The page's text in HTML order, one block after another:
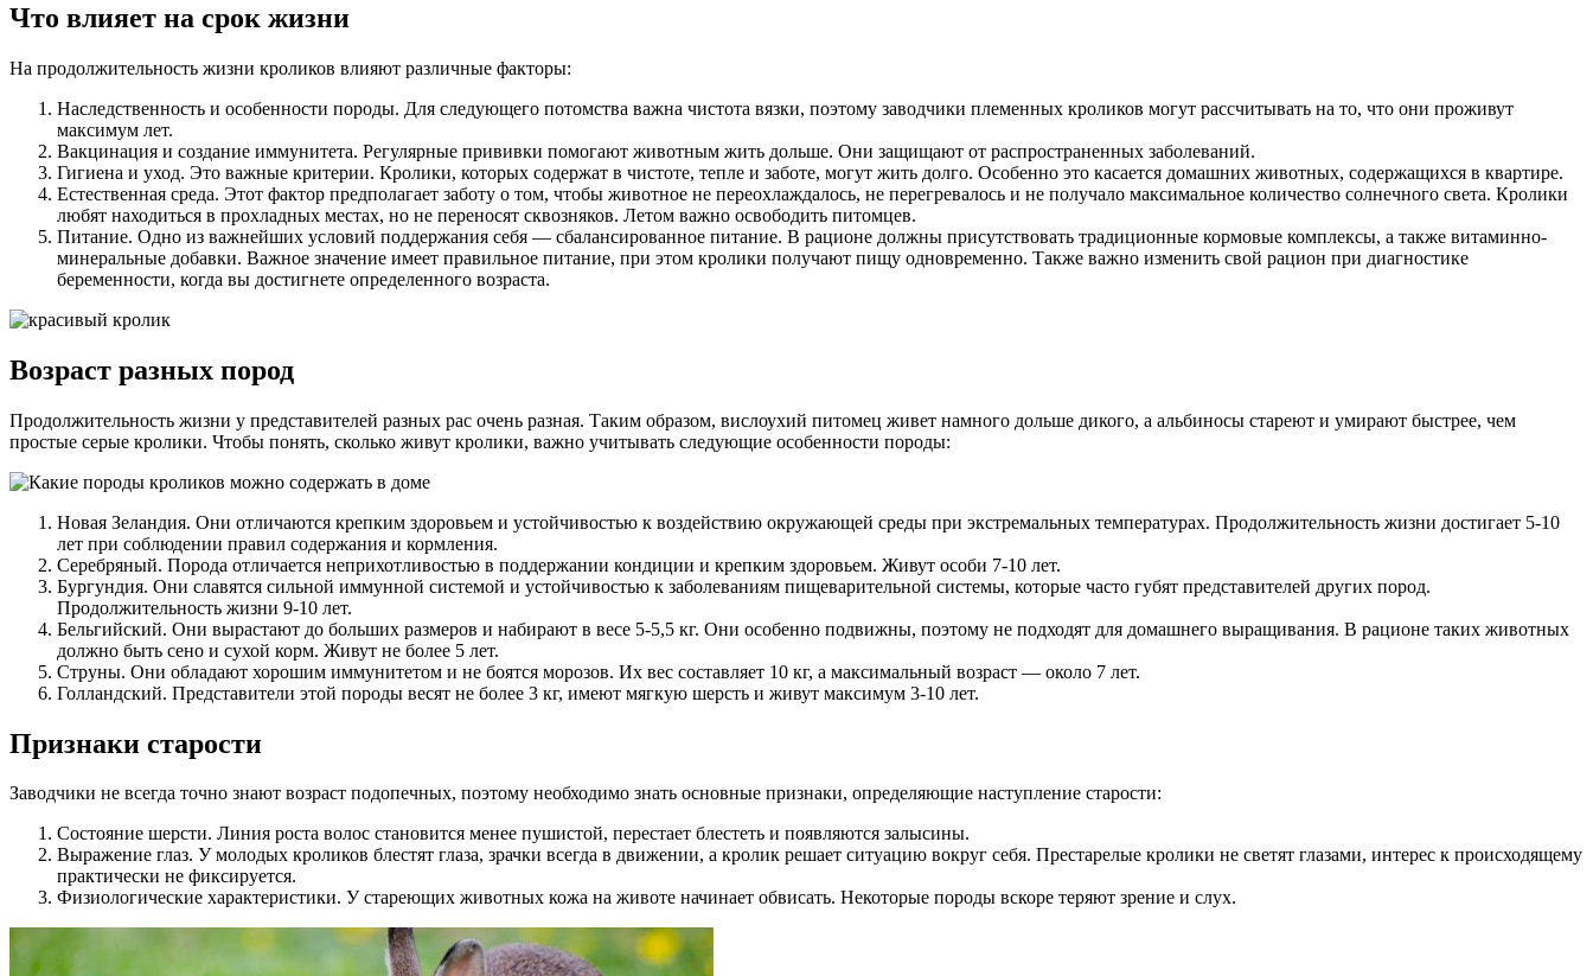
Что влияет на срок жизни
На продолжительность жизни кроликов влияют различные факторы:
Наследственность и особенности породы. Для следующего потомства важна чистота вязки, поэтому заводчики племенных кроликов могут рассчитывать на то, что они проживут
максимум лет.
Вакцинация и создание иммунитета. Регулярные прививки помогают животным жить дольше. Они защищают от распространенных заболеваний.
Гигиена и уход. Это важные критерии. Кролики, которых содержат в чистоте, тепле и заботе, могут жить долго. Особенно это касается домашних животных, содержащихся в квартире.
Естественная среда. Этот фактор предполагает заботу о том, чтобы животное не переохлаждалось, не перегревалось и не получало максимальное количество солнечного света. Кролики
любят находиться в прохладных местах, но не переносят сквозняков. Летом важно освободить питомцев.
Питание. Одно из важнейших условий поддержания себя — сбалансированное питание. В рационе должны присутствовать традиционные кормовые комплексы, а также витаминно-
минеральные добавки. Важное значение имеет правильное питание, при этом кролики получают пищу одновременно. Также важно изменить свой рацион при диагностике
беременности, когда вы достигнете определенного возраста.
Возраст разных пород
Продолжительность жизни у представителей разных рас очень разная. Таким образом, вислоухий питомец живет намного дольше дикого, а альбиносы стареют и умирают быстрее, чем
простые серые кролики. Чтобы понять, сколько живут кролики, важно учитывать следующие особенности породы:
Новая Зеландия. Они отличаются крепким здоровьем и устойчивостью к воздействию окружающей среды при экстремальных температурах. Продолжительность жизни достигает 5-10
лет при соблюдении правил содержания и кормления.
Серебряный. Порода отличается неприхотливостью в поддержании кондиции и крепким здоровьем. Живут особи 7-10 лет.
Бургундия. Они славятся сильной иммунной системой и устойчивостью к заболеваниям пищеварительной системы, которые часто губят представителей других пород.
Продолжительность жизни 9-10 лет.
Бельгийский. Они вырастают до больших размеров и набирают в весе 5-5,5 кг. Они особенно подвижны, поэтому не подходят для домашнего выращивания. В рационе таких животных
должно быть сено и сухой корм. Живут не более 5 лет.
Струны. Они обладают хорошим иммунитетом и не боятся морозов. Их вес составляет 10 кг, а максимальный возраст — около 7 лет.
Голландский. Представители этой породы весят не более 3 кг, имеют мягкую шерсть и живут максимум 3-10 лет.
Признаки старости
Заводчики не всегда точно знают возраст подопечных, поэтому необходимо знать основные признаки, определяющие наступление старости:
Состояние шерсти. Линия роста волос становится менее пушистой, перестает блестеть и появляются залысины.
Выражение глаз. У молодых кроликов блестят глаза, зрачки всегда в движении, а кролик решает ситуацию вокруг себя. Престарелые кролики не светят глазами, интерес к происходящему
практически не фиксируется.
Физиологические характеристики. У стареющих животных кожа на животе начинает обвисать. Некоторые породы вскоре теряют зрение и слух.